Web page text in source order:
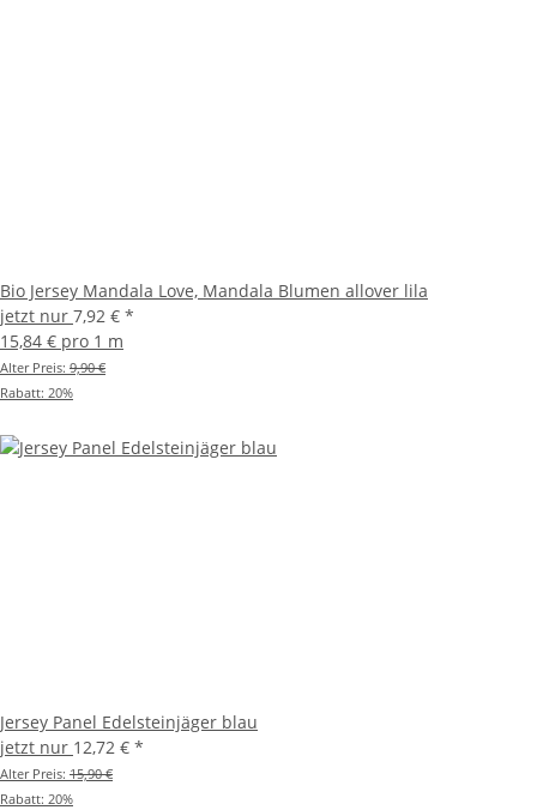
Bio Jersey Mandala Love, Mandala Blumen allover lila
jetzt nur 7,92 € *
15,84 € pro 1 m
Alter Preis: 9,90 €
Rabatt: 20%
Jersey Panel Edelsteinjäger blau
jetzt nur 12,72 € *
Alter Preis: 15,90 €
Rabatt: 20%